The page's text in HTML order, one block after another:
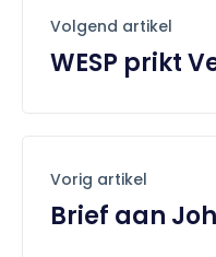
Volgend artikel
WESP prikt
Vorig artikel
Brief aan